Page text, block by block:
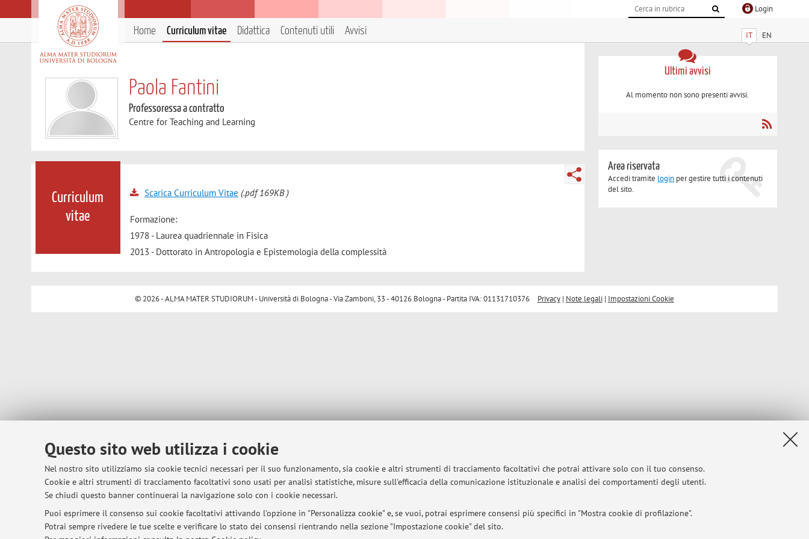
Questo sito web utilizza i cookie
Nel nostro sito utilizziamo sia cookie tecnici necessari per il suo funzionamento, sia cookie e altri strumenti di tracciamento facoltativi che potrai attivare solo con il tuo consenso.
Cookie e altri strumenti di tracciamento facoltativi sono usati per analisi statistiche, misure sull'efficacia della comunicazione istituzionale e analisi dei comportamenti degli utenti.
Se chiudi questo banner continuerai la navigazione solo con i cookie necessari.
Puoi esprimere il consenso sui cookie facoltativi attivando l'opzione in "Personalizza cookie" e, se vuoi, potrai esprimere consensi più specifici in "Mostra cookie di profilazione".
Potrai sempre rivedere le tue scelte e verificare lo stato dei consensi rientrando nella sezione "Impostazione cookie" del sito.
Login
IT EN
Home Curriculum vitae Didattica Contenuti utili Avvisi
Paola Fantini
Professoressa a contratto
Centre for Teaching and Learning
Curriculum
vitae
Scarica Curriculum Vitae (.pdf 169KB )
Formazione:
1978 - Laurea quadriennale in Fisica
2013 - Dottorato in Antropologia e Epistemologia della complessità
Ultimi avvisi
Al momento non sono presenti avvisi.
Area riservata
Accedi tramite login per gestire tutti i contenuti
del sito.
© 2026 - ALMA MATER STUDIORUM - Università di Bologna - Via Zamboni, 33 - 40126 Bologna - Partita IVA: 01131710376 Privacy| Note legali| Impostazioni Cookie